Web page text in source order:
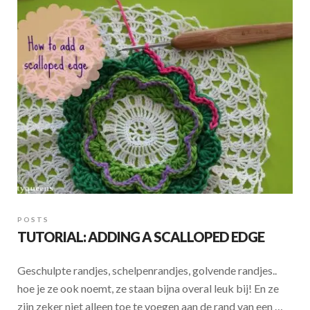
POSTS
TUTORIAL: ADDING A SCALLOPED EDGE
Geschulpte randjes, schelpenrandjes, golvende randjes..
hoe je ze ook noemt, ze staan bijna overal leuk bij! En ze
zijn zeker niet alleen toe te voegen aan de rand van een …